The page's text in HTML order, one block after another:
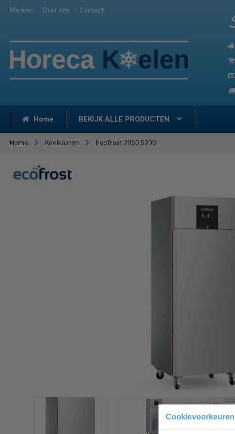
Cookievoorkeuren
Merken Over ons Contact
Home BEKIJK ALLE PRODUCTEN
Home Koelkasten Ecofrost 7950.5200